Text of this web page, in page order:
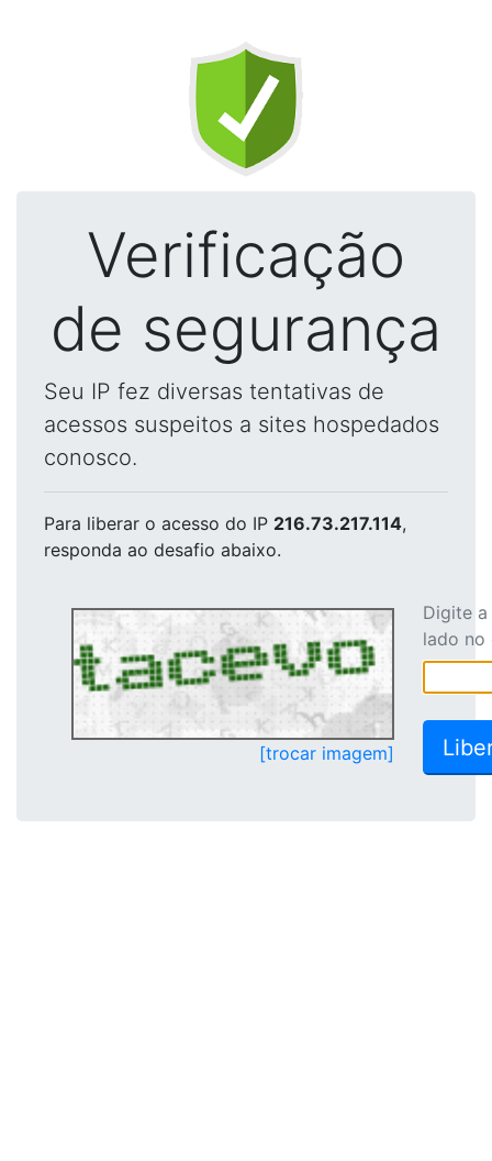
Verificação
de segurança
Seu IP fez diversas tentativas de
acessos suspeitos a sites hospedados
conosco.
Para liberar o acesso do IP 216.73.217.114,
responda ao desafio abaixo.
[trocar imagem]
Digite
lado no